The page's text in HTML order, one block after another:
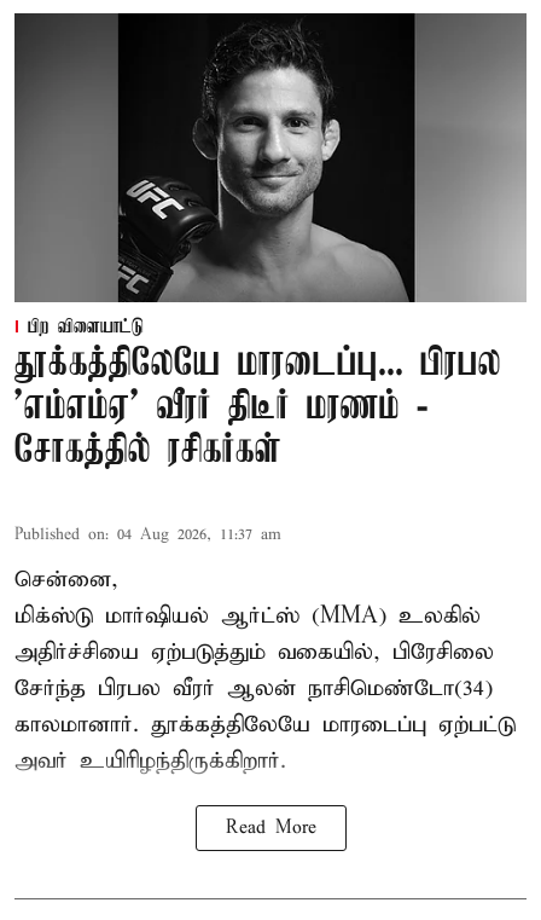
பிற விளையாட்டு
தூக்கத்திலேயே மாரடைப்பு... பிரபல
’எம்எம்ஏ’ வீரர் திடீர் மரணம் -
சோகத்தில் ரசிகர்கள்
Published on: 04 Aug 2026, 11:37 am
சென்னை,
மிக்ஸ்டு மார்ஷியல் ஆர்ட்ஸ் (MMA) உலகில்
அதிர்ச்சியை ஏற்படுத்தும் வகையில், பிரேசிலை
சேர்ந்த பிரபல வீரர் ஆலன் நாசிமெண்டோ(34)
காலமானார். தூக்கத்திலேயே மாரடைப்பு ஏற்பட்டு
அவர் உயிரிழந்திருக்கிறார்.
Read More